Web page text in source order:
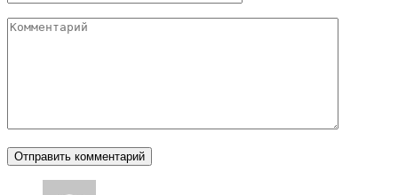
Комментарий